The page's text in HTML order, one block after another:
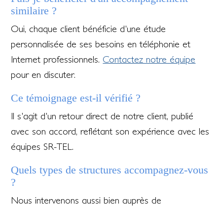
similaire ?
Oui, chaque client bénéficie d'une étude
personnalisée de ses besoins en téléphonie et
Internet professionnels. Contactez notre équipe
pour en discuter.
Ce témoignage est-il vérifié ?
Il s'agit d'un retour direct de notre client, publié
avec son accord, reflétant son expérience avec les
équipes SR-TEL.
Quels types de structures accompagnez-vous
?
Nous intervenons aussi bien auprès de